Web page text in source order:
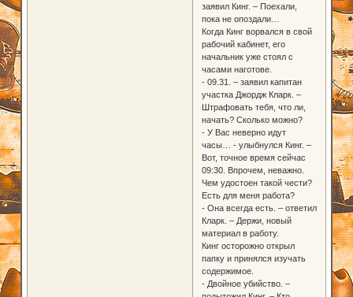
заявил Кинг. – Поехали,
пока не опоздали…
Когда Кинг ворвался в свой
рабочий кабинет, его
начальник уже стоял с
часами наготове.
- 09.31. – заявил капитан
участка Джордж Кларк. –
Штрафовать тебя, что ли,
начать? Сколько можно?
- У Вас неверно идут
часы… - улыбнулся Кинг. –
Вот, точное время сейчас
09:30. Впрочем, неважно.
Чем удостоен такой чести?
Есть для меня работа?
- Она всегда есть. – ответил
Кларк. – Держи, новый
материал в работу.
Кинг осторожно открыл
папку и принялся изучать
содержимое.
- Двойное убийство. –